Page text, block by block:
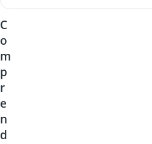
C
o
m
p
r
e
n
d